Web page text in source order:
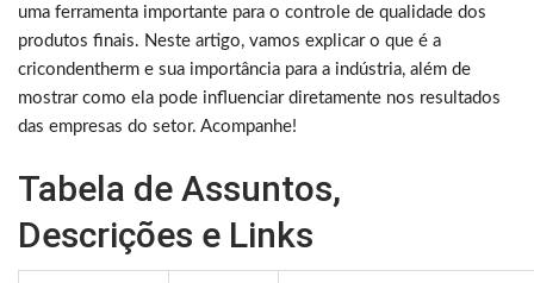
uma ferramenta importante para o controle de qualidade dos
produtos finais. Neste artigo, vamos explicar o que é a
cricondentherm e sua importância para a indústria, além de
mostrar como ela pode influenciar diretamente nos resultados
das empresas do setor. Acompanhe!
Tabela de Assuntos,
Descrições e Links